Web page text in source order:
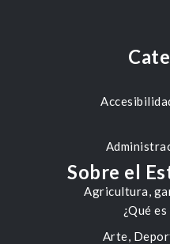
Agricultura,
Arte,
Sobre el
¿Qué